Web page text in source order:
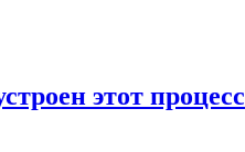
этот процесс